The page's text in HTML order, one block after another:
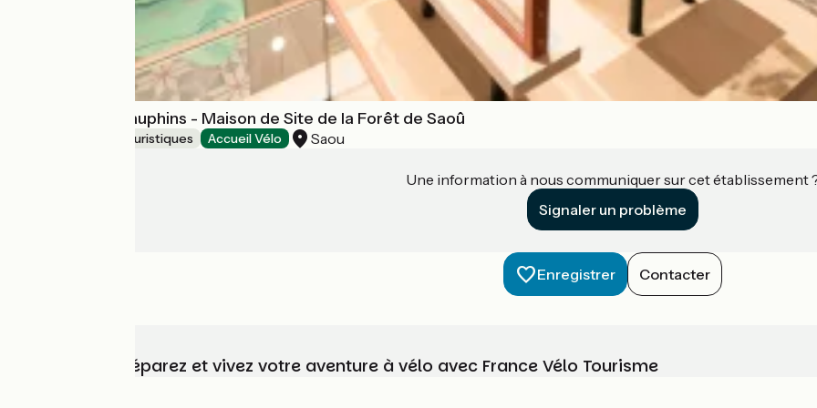
Auberge des Dauphins - Maison de Site de la Forêt de Saoû
Musées et sites touristiques Accueil Vélo Saou
Une information à nous communiquer sur cet établissement
Signaler un problème
Enregistrer Contacter
Choisissez, préparez et vivez votre aventure à vélo avec France Vélo Tourisme